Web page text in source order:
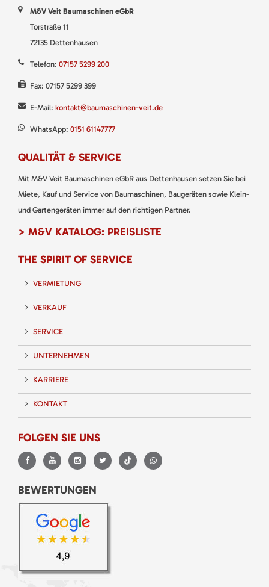
M&V Veit Baumaschinen eGbR
Torstraße 11
72135 Dettenhausen
Telefon: 07157 5299 200
Fax: 07157 5299 399
E-Mail: kontakt@baumaschinen-veit.de
WhatsApp: 0151 61147777
QUALITÄT & SERVICE
Mit M&V Veit Baumaschinen eGbR aus Dettenhausen setzen Sie bei
Miete, Kauf und Service von Baumaschinen, Baugeräten sowie Klein-
und Gartengeräten immer auf den richtigen Partner.
> M&V KATALOG: PREISLISTE
THE SPIRIT OF SERVICE
VERMIETUNG
VERKAUF
SERVICE
UNTERNEHMEN
KARRIERE
KONTAKT
FOLGEN SIE UNS
BEWERTUNGEN